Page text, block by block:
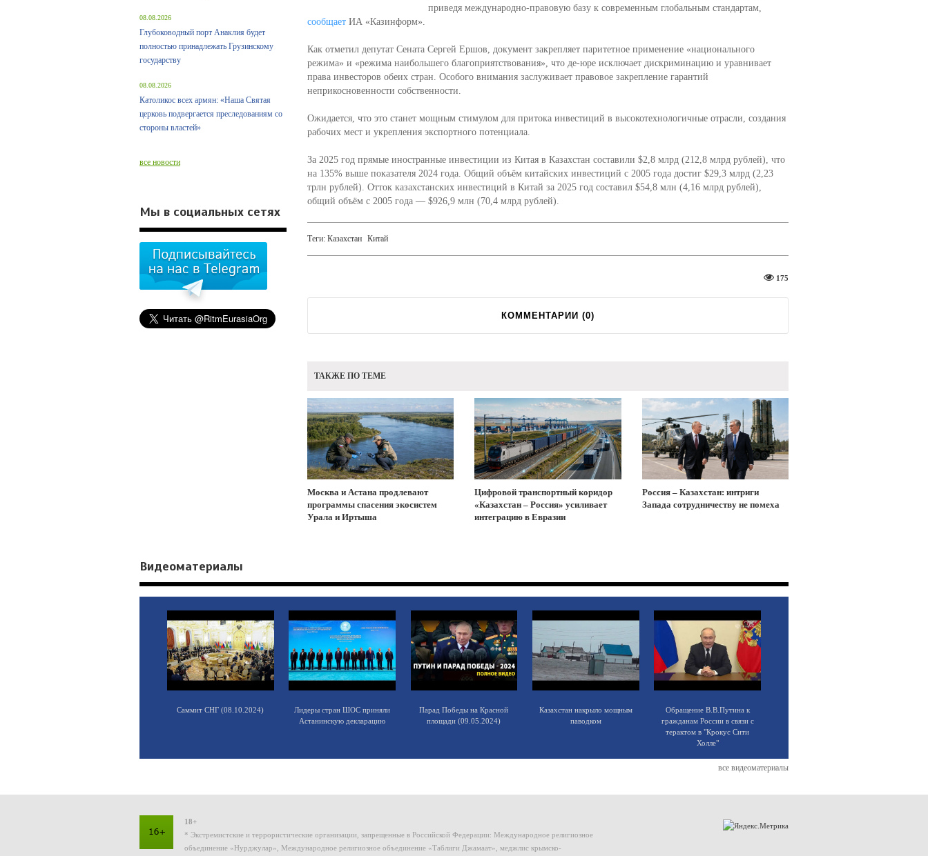
приведя международно-правовую базу к современным глобальным стандартам,
сообщаетИА «Казинформ».
Как отметил депутат Сената Сергей Ершов, документ закрепляет паритетное применение «национального
режима» и «режима наибольшего благоприятствования», что де-юре исключает дискриминацию и уравнивает
права инвесторов обеих стран. Особого внимания заслуживает правовое закрепление гарантий
неприкосновенности собственности.
Ожидается, что это станет мощным стимулом для притока инвестиций в высокотехнологичные отрасли, создания
рабочих мест и укрепления экспортного потенциала.
За 2025 год прямые иностранные инвестиции из Китая в Казахстан составили $2,8 млрд (212,8 млрд рублей), что
на 135% выше показателя 2024 года. Общий объём китайских инвестиций с 2005 года достиг $29,3 млрд (2,23
трлн рублей). Отток казахстанских инвестиций в Китай за 2025 год составил $54,8 млн (4,16 млрд рублей),
общий объём с 2005 года — $926,9 млн (70,4 млрд рублей).
Теги: Казахстан Китай
175
КОММЕНТАРИИ (0)
ТАКЖЕ ПО ТЕМЕ
Москва и Астана продлевают
программы спасения экосистем
Урала и Иртыша
Цифровой транспортный коридор
«Казахстан – Россия» усиливает
интеграцию в Евразии
Россия – Казахстан: интриги
Запада сотрудничеству не помеха
08.08.2026
Глубоководный порт Анаклия будет
полностью принадлежать Грузинскому
государству
08.08.2026
Католикос всех армян: «Наша Святая
церковь подвергается преследованиям со
стороны властей»
все новости
Мы в социальных сетях
Видеоматериалы
Саммит СНГ (08.10.2024)
Лидеры стран ШОС приняли
Астанинскую декларацию
Парад Победы на Красной
площади (09.05.2024)
Казахстан накрыло мощным
паводком
Обращение В.В.Путина к
гражданам России в связи с
терактом в "Крокус Сити
Холле"
все видеоматериалы
18+
* Экстремистские и террористические организации, запрещенные в Российской Федерации: Международное религиозное
объединение «Нурджулар», Международное религиозное объединение «Таблиги Джамаат», меджлис крымско-